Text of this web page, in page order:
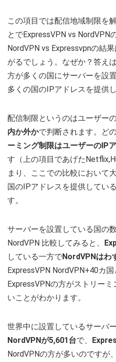
この項目では配信地域制限を
とでExpressVPN vs NordVPN
NordVPN vs Expressvpnの結果
がるでしょう。なぜか？答え
方が多くの国にサーバーを設
多くの国のIPアドレスを提供
配信制限というのはユーザー
内か外かで判断されます。ど
ーミング制限はユーザーのIP
す（上の項目であげた
まり、ここでの比較において
国のIPアドレスを提供してい
す。
サーバーを設置している国の
NordVPN 比較してみると、
している一方でNordVPNはわ
ExpressVPN NordVPN+40カ国
ExpressVPNの方がストリー
いことがわかります。
世界中に設置しているサーバ
NordVPNが5,601台で、
NordVPNの方が多いのですが